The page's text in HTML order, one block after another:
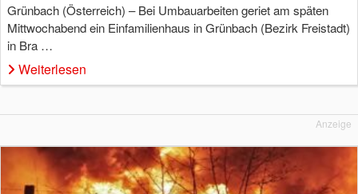
Grünbach (Österreich) – Bei Umbauarbeiten geriet am späten
Mittwochabend ein Einfamilienhaus in Grünbach (Bezirk Freistadt)
in Bra …
Weiterlesen
Anzeige